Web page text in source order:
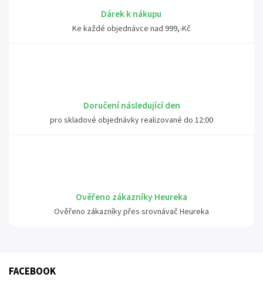
Dárek k nákupu
Ke každé objednávce nad 999,-Kč
Doručení následující den
pro skladové objednávky realizované do 12:00
Ověřeno zákazníky Heureka
Ověřeno zákazníky přes srovnávač Heureka
FACEBOOK